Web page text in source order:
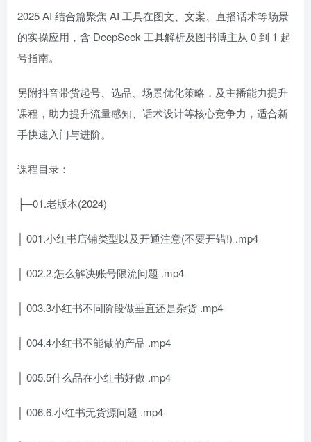
2025 AI 结合篇聚焦 AI 工具在图文、文案、直播话术等场景
的实操应用，含 DeepSeek 工具解析及图书博主从 0 到 1 起
号指南。
另附抖音带货起号、选品、场景优化策略，及主播能力提升
课程，助力提升流量感知、话术设计等核心竞争力，适合新
手快速入门与进阶。
课程目录：
├─01.老版本(2024)
│ 001.小红书店铺类型以及开通注意(不要开错!) .mp4
│ 002.2.怎么解决账号限流问题 .mp4
│ 003.3小红书不同阶段做垂直还是杂货 .mp4
│ 004.4小红书不能做的产品 .mp4
│ 005.5什么品在小红书好做 .mp4
│ 006.6.小红书无货源问题 .mp4